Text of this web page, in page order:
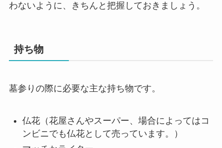
わないように、きちんと把握しておきましょう。
持ち物
墓参りの際に必要な主な持ち物です。
仏花（花屋さんやスーパー、場合によってはコ
ンビニでも仏花として売っています。）